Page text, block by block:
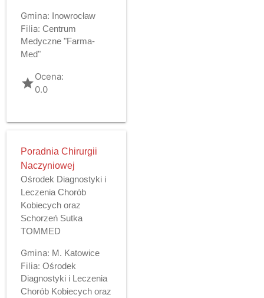
Gmina: Inowrocław
Filia: Centrum
Medyczne "Farma-
Med"
gradeOcena:
0.0
Poradnia Chirurgii
Naczyniowej
Ośrodek Diagnostyki i
Leczenia Chorób
Kobiecych oraz
Schorzeń Sutka
TOMMED
Gmina: M. Katowice
Filia: Ośrodek
Diagnostyki i Leczenia
Chorób Kobiecych oraz